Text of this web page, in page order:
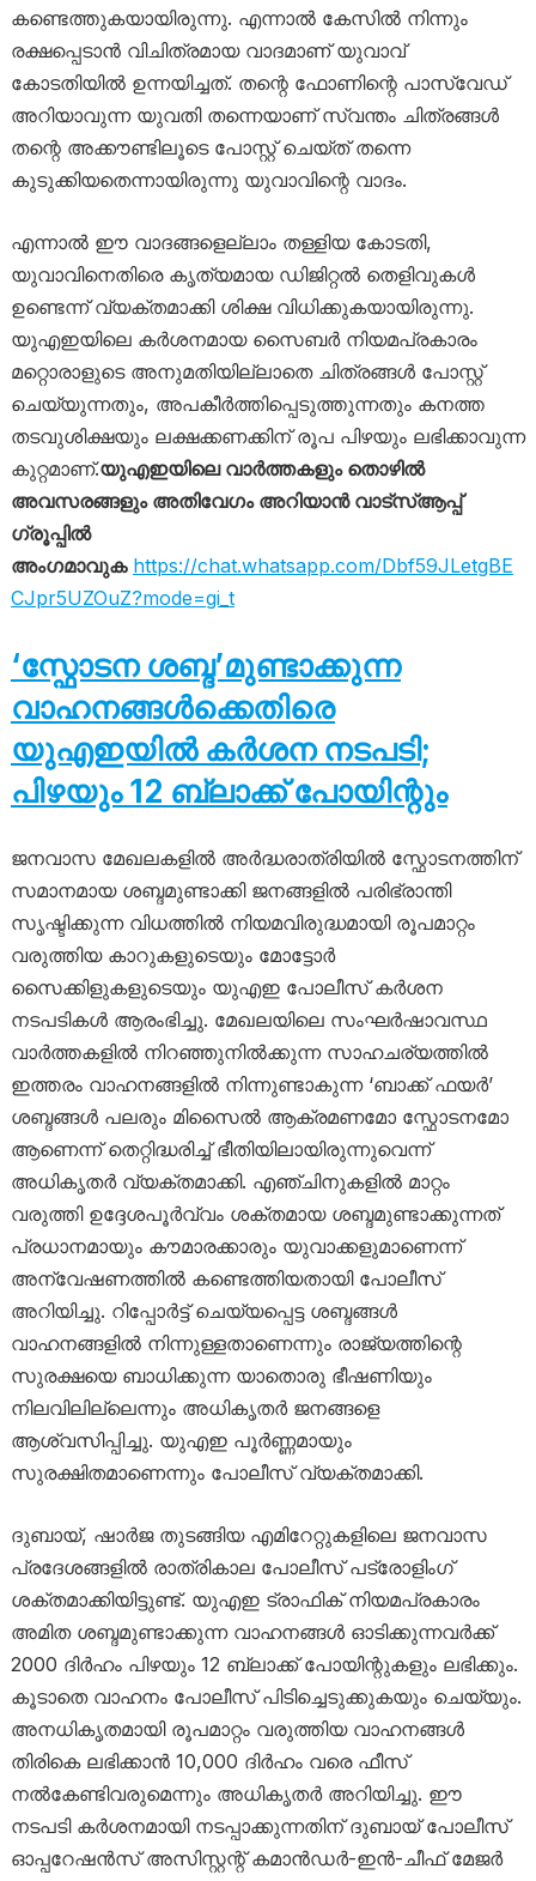
കണ്ടെത്തുകയായിരുന്നു. എന്നാൽ കേസിൽ നിന്നും
രക്ഷപ്പെടാൻ വിചിത്രമായ വാദമാണ് യുവാവ്
കോടതിയിൽ ഉന്നയിച്ചത്. തന്റെ ഫോണിന്റെ പാസ്‌വേഡ്
അറിയാവുന്ന യുവതി തന്നെയാണ് സ്വന്തം ചിത്രങ്ങൾ
തന്റെ അക്കൗണ്ടിലൂടെ പോസ്റ്റ് ചെയ്ത് തന്നെ
കുടുക്കിയതെന്നായിരുന്നു യുവാവിന്റെ വാദം.
എന്നാൽ ഈ വാദങ്ങളെല്ലാം തള്ളിയ കോടതി,
യുവാവിനെതിരെ കൃത്യമായ ഡിജിറ്റൽ തെളിവുകൾ
ഉണ്ടെന്ന് വ്യക്തമാക്കി ശിക്ഷ വിധിക്കുകയായിരുന്നു.
യുഎഇയിലെ കർശനമായ സൈബർ നിയമപ്രകാരം
മറ്റൊരാളുടെ അനുമതിയില്ലാതെ ചിത്രങ്ങൾ പോസ്റ്റ്
ചെയ്യുന്നതും, അപകീർത്തിപ്പെടുത്തുന്നതും കനത്ത
തടവുശിക്ഷയും ലക്ഷക്കണക്കിന് രൂപ പിഴയും ലഭിക്കാവുന്ന
കുറ്റമാണ്.യുഎഇയിലെ വാർത്തകളും തൊഴിൽ
അവസരങ്ങളും അതിവേഗം അറിയാൻ വാട്സ്ആപ്പ്
ഗ്രൂപ്പിൽ
അംഗമാവുക https://chat.whatsapp.com/Dbf59JLetgBE
CJpr5UZOuZ?mode=gi_t
‘സ്ഫോടന ശബ്ദ’മുണ്ടാക്കുന്ന
വാഹനങ്ങൾക്കെതിരെ
യുഎഇയിൽ കർശന നടപടി;
പിഴയും 12 ബ്ലാക്ക് പോയിന്റും
ജനവാസ മേഖലകളിൽ അർദ്ധരാത്രിയിൽ സ്ഫോടനത്തിന്
സമാനമായ ശബ്ദമുണ്ടാക്കി ജനങ്ങളിൽ പരിഭ്രാന്തി
സൃഷ്ടിക്കുന്ന വിധത്തിൽ നിയമവിരുദ്ധമായി രൂപമാറ്റം
വരുത്തിയ കാറുകളുടെയും മോട്ടോർ
സൈക്കിളുകളുടെയും യുഎഇ പോലീസ് കർശന
നടപടികൾ ആരംഭിച്ചു. മേഖലയിലെ സംഘർഷാവസ്ഥ
വാർത്തകളിൽ നിറഞ്ഞുനിൽക്കുന്ന സാഹചര്യത്തിൽ
ഇത്തരം വാഹനങ്ങളിൽ നിന്നുണ്ടാകുന്ന ‘ബാക്ക് ഫയർ’
ശബ്ദങ്ങൾ പലരും മിസൈൽ ആക്രമണമോ സ്ഫോടനമോ
ആണെന്ന് തെറ്റിദ്ധരിച്ച് ഭീതിയിലായിരുന്നുവെന്ന്
അധികൃതർ വ്യക്തമാക്കി. എഞ്ചിനുകളിൽ മാറ്റം
വരുത്തി ഉദ്ദേശപൂർവ്വം ശക്തമായ ശബ്ദമുണ്ടാക്കുന്നത്
പ്രധാനമായും കൗമാരക്കാരും യുവാക്കളുമാണെന്ന്
അന്വേഷണത്തിൽ കണ്ടെത്തിയതായി പോലീസ്
അറിയിച്ചു. റിപ്പോർട്ട് ചെയ്യപ്പെട്ട ശബ്ദങ്ങൾ
വാഹനങ്ങളിൽ നിന്നുള്ളതാണെന്നും രാജ്യത്തിന്റെ
സുരക്ഷയെ ബാധിക്കുന്ന യാതൊരു ഭീഷണിയും
നിലവിലില്ലെന്നും അധികൃതർ ജനങ്ങളെ
ആശ്വസിപ്പിച്ചു. യുഎഇ പൂർണ്ണമായും
സുരക്ഷിതമാണെന്നും പോലീസ് വ്യക്തമാക്കി.
ദുബായ്, ഷാർജ തുടങ്ങിയ എമിറേറ്റുകളിലെ ജനവാസ
പ്രദേശങ്ങളിൽ രാത്രികാല പോലീസ് പട്രോളിംഗ്
ശക്തമാക്കിയിട്ടുണ്ട്. യുഎഇ ട്രാഫിക് നിയമപ്രകാരം
അമിത ശബ്ദമുണ്ടാക്കുന്ന വാഹനങ്ങൾ ഓടിക്കുന്നവർക്ക്
2000 ദിർഹം പിഴയും 12 ബ്ലാക്ക് പോയിന്റുകളും ലഭിക്കും.
കൂടാതെ വാഹനം പോലീസ് പിടിച്ചെടുക്കുകയും ചെയ്യും.
അനധികൃതമായി രൂപമാറ്റം വരുത്തിയ വാഹനങ്ങൾ
തിരികെ ലഭിക്കാൻ 10,000 ദിർഹം വരെ ഫീസ്
നൽകേണ്ടിവരുമെന്നും അധികൃതർ അറിയിച്ചു. ഈ
നടപടി കർശനമായി നടപ്പാക്കുന്നതിന് ദുബായ് പോലീസ്
ഓപ്പറേഷൻസ് അസിസ്റ്റന്റ് കമാൻഡർ-ഇൻ-ചീഫ് മേജർ